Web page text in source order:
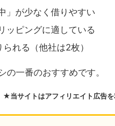
」が少なく借りやすい
ッピングに適している
れる（他社は2枚）
の一番のおすすめです。
★当サイトはアフィリエイト広告